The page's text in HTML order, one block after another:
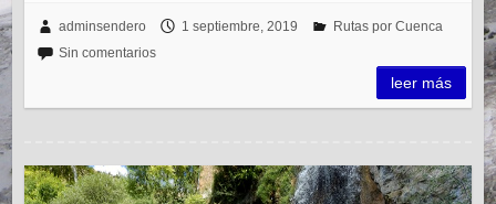
adminsendero 1 septiembre, 2019
Rutas por Cuenca
Sin comentarios
leer más